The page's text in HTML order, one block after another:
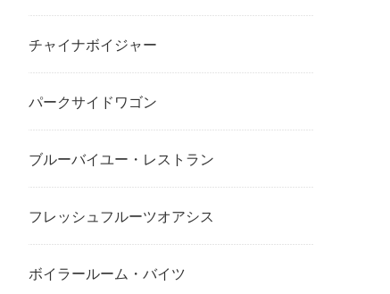
チャイナボイジャー
パークサイドワゴン
ブルーバイユー・レストラン
フレッシュフルーツオアシス
ボイラールーム・バイツ